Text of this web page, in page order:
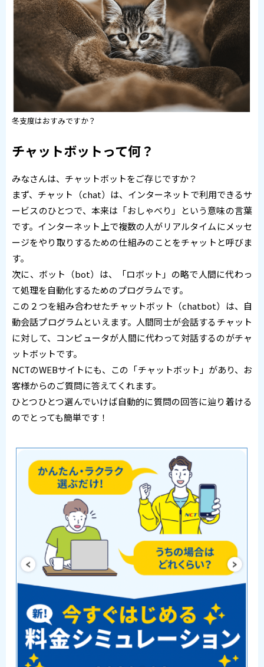
冬支度はおすみですか？
チャットボットって何？
みなさんは、チャットボットをご存じですか？
まず、チャット（chat）は、インターネットで利用できるサ
ービスのひとつで、本来は「おしゃべり」という意味の言葉
です。インターネット上で複数の人がリアルタイムにメッセ
ージをやり取りするための仕組みのことをチャットと呼びま
す。
次に、ボット（bot）は、「ロボット」の略で人間に代わっ
て処理を自動化するためのプログラムです。
この２つを組み合わせたチャットボット（chatbot）は、自
動会話プログラムといえます。人間同士が会話するチャット
に対して、コンピュータが人間に代わって対話するのがチャ
ットボットです。
NCTのWEBサイトにも、この「チャットボット」があり、お
客様からのご質問に答えてくれます。
ひとつひとつ選んでいけば自動的に質問の回答に辿り着ける
のでとっても簡単です！